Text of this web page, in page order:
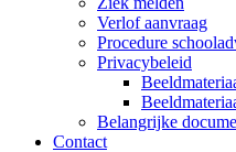
Verlof aanvraag
Procedure
Privacybeleid
Belangrijke
Contact